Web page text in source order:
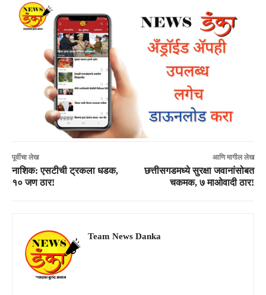
पूर्वीचा लेख
नाशिक: एसटीची ट्रकला धडक,
१० जण ठार!
आणि मागील लेख
छत्तीसगडमध्ये सुरक्षा जवानांसोबत
चकमक, ७ माओवादी ठार!
Team News Danka